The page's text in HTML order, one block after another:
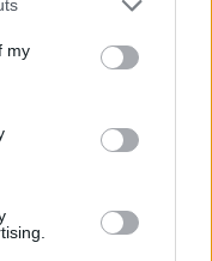
You may click to
third-party tags to
in below Google
my